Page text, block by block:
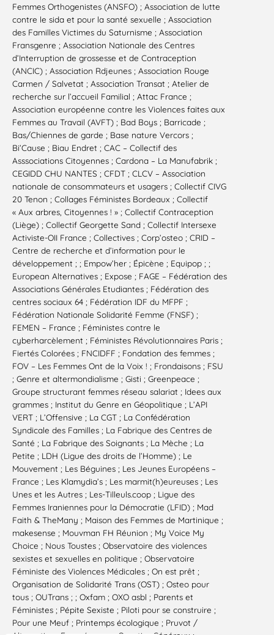
Femmes Orthogenistes (ANSFO) ; Association de lutte
contre le sida et pour la santé sexuelle ; Association
des Familles Victimes du Saturnisme ; Association
Fransgenre ; Association Nationale des Centres
d’Interruption de grossesse et de Contraception
(ANCIC) ; Association Rdjeunes ; Association Rouge
Carmen / Salvetat ; Association Transat ; Atelier de
recherche sur l’accueil Familial ; Attac France ;
Association européenne contre les Violences faites aux
Femmes au Travail (AVFT) ; Bad Boys ; Barricade ;
Bas/Chiennes de garde ; Base nature Vercors ;
Bi’Cause ; Biau Endret ; CAC – Collectif des
Asssociations Citoyennes ; Cardona – La Manufabrik ;
CEGIDD CHU NANTES ; CFDT ; CLCV – Association
nationale de consommateurs et usagers ; Collectif CIVG
20 Tenon ; Collages Féministes Bordeaux ; Collectif
« Aux arbres, Citoyennes ! » ; Collectif Contraception
(Liège) ; Collectif Georgette Sand ; Collectif Intersexe
Activiste-OII France ; Collectives ; Corp’osteo ; CRID –
Centre de recherche et d’information pour le
développement ; ; Empow’her ; Épicène ; Equipop ; ;
European Alternatives ; Expose ; FAGE – Fédération des
Associations Générales Etudiantes ; Fédération des
centres sociaux 64 ; Fédération IDF du MFPF ;
Fédération Nationale Solidarité Femme (FNSF) ;
FEMEN – France ; Féministes contre le
cyberharcèlement ; Féministes Révolutionnaires Paris ;
Fiertés Colorées ; FNCIDFF ; Fondation des femmes ;
FOV – Les Femmes Ont de la Voix ! ; Frondaisons ; FSU
; Genre et altermondialisme ; Gisti ; Greenpeace ;
Groupe structurant femmes réseau salariat ; Idees aux
grammes ; Institut du Genre en Géopolitique ; L’API
VERT ; L’Offensive ; La CGT ; La Confédération
Syndicale des Familles ; La Fabrique des Centres de
Santé ; La Fabrique des Soignants ; La Mèche ; La
Petite ; LDH (Ligue des droits de l’Homme) ; Le
Mouvement ; Les Béguines ; Les Jeunes Européens –
France ; Les Klamydia’s ; Les marmit(h)eureuses ; Les
Unes et les Autres ; Les-Tilleuls.coop ; Ligue des
Femmes Iraniennes pour la Démocratie (LFID) ; Mad
Faith & TheMany ; Maison des Femmes de Martinique ;
makesense ; Mouvman FH Réunion ; My Voice My
Choice ; Nous Toustes ; Observatoire des violences
sexistes et sexuelles en politique ; Observatoire
Féministe des Violences Médicales ; On est prêt ;
Organisation de Solidarité Trans (OST) ; Osteo pour
tous ; OUTrans ; ; Oxfam ; OXO asbl ; Parents et
Féministes ; Pépite Sexiste ; Piloti pour se construire ;
Pour une Meuf ; Printemps écologique ; Pruvot /